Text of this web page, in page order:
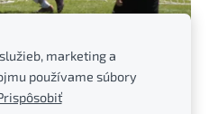
marketing a
používame súbory